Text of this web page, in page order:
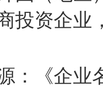
投资企业
：《企业